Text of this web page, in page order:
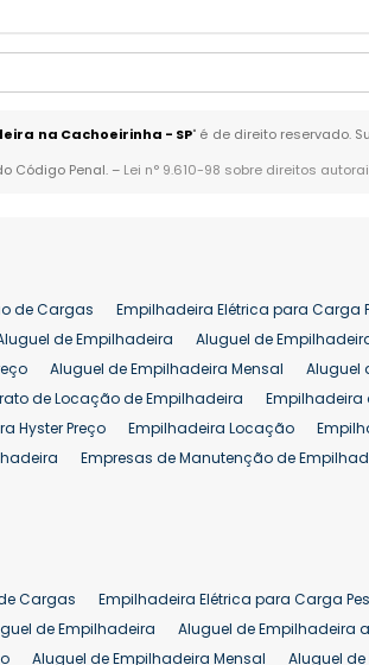
na Cachoeirinha - SP" é de direito reservado.
Código Penal. – Lei n° 9.610-98 sobre direitos
de Cargas Empilhadeira Elétrica para Carga
de Empilhadeira Aluguel de
Aluguel de Empilhadeira Mensal Aluguel
de Locação de Empilhadeira
Hyster Preço Empilhadeira Locação
Empresas de Manutenção de
Locação de Empilhadeira 25 ton Comprar
Cargas Empilhadeira Elétrica para Carga
de Empilhadeira Aluguel de Empilhadeira
Aluguel de Empilhadeira Mensal Aluguel